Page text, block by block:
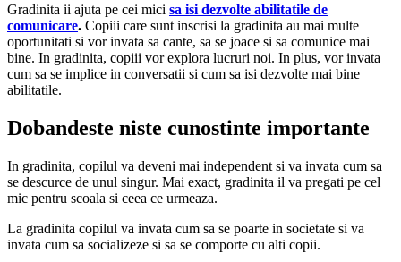
Gradinita ii ajuta pe cei mici sa isi dezvolte abilitatile de
comunicare. Copiii care sunt inscrisi la gradinita au mai multe
oportunitati si vor invata sa cante, sa se joace si sa comunice mai
bine. In gradinita, copiii vor explora lucruri noi. In plus, vor invata
cum sa se implice in conversatii si cum sa isi dezvolte mai bine
abilitatile.
Dobandeste niste cunostinte importante
In gradinita, copilul va deveni mai independent si va invata cum sa
se descurce de unul singur. Mai exact, gradinita il va pregati pe cel
mic pentru scoala si ceea ce urmeaza.
La gradinita copilul va invata cum sa se poarte in societate si va
invata cum sa socializeze si sa se comporte cu alti copii.